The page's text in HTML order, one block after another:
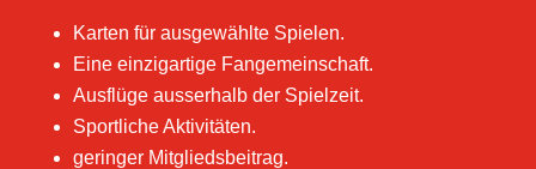
Karten für ausgewählte Spielen.
Eine einzigartige Fangemeinschaft.
Ausflüge ausserhalb der Spielzeit.
Sportliche Aktivitäten.
geringer Mitgliedsbeitrag.